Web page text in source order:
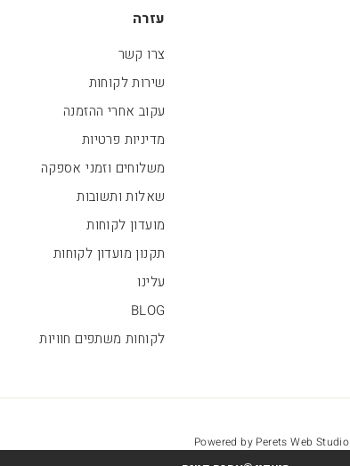
עזרה
צרו קשר
שירות לקוחות
עקוב אחרי ההזמנה
מדיניות פרטיות
משלוחים וזמני אספקה
שאלות ותשובות
מועדון לקוחות
תקנון מועדון לקוחות
עלינו
BLOG
לקוחות משתפים חוויות
Powered by Perets Web Studio